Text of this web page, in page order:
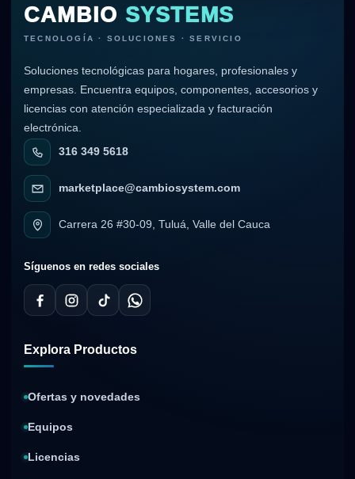
CAMBIO SYSTEMS
TECNOLOGÍA · SOLUCIONES · SERVICIO
Soluciones tecnológicas para hogares, profesionales y
empresas. Encuentra equipos, componentes, accesorios y
licencias con atención especializada y facturación
electrónica.
316 349 5618
marketplace@cambiosystem.com
Carrera 26 #30-09, Tuluá, Valle del Cauca
Síguenos en redes sociales
Explora Productos
Ofertas y novedades
Equipos
Licencias